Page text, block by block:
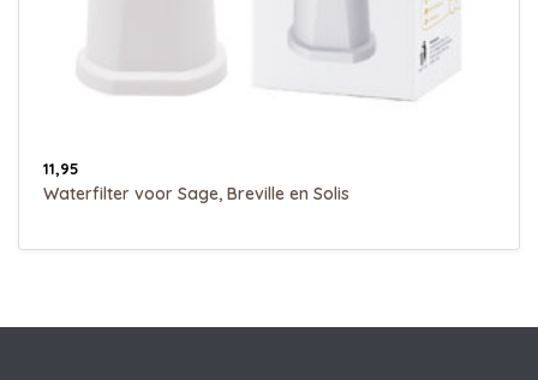
11,95
Waterfilter voor Sage, Breville en Solis